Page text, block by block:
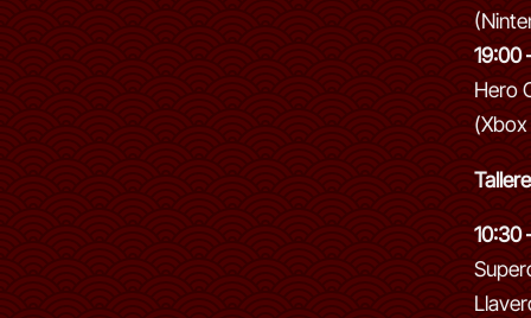
19:00
Hero
(Xbox
10:30